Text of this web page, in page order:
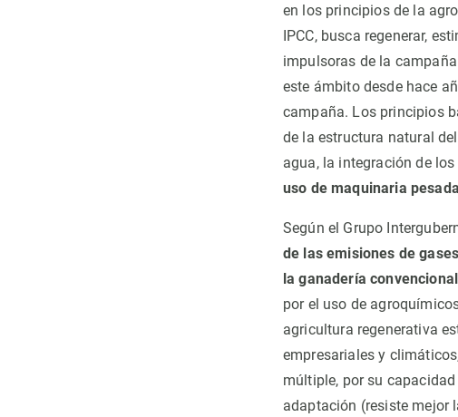
en los principios de la
IPCC, busca regenerar,
impulsoras de la
este ámbito desde hace
campaña. Los principios
de la estructura natural
agua, la integración de
uso de maquinaria
Según el Grupo
de las emisiones de
la ganadería convencional
por el uso de
agricultura regenerativa
empresariales y
múltiple, por su
adaptación (resiste mejor